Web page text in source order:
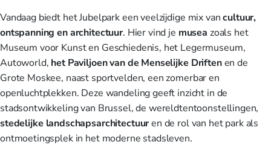
Vandaag biedt het Jubelpark een veelzijdige mix vancultuur,
ontspanning en architectuur. Hier vind je musea zoals het
Museum voor Kunst en Geschiedenis, het Legermuseum,
Autoworld, het Paviljoen van de Menselijke Driftenen de
Grote Moskee, naast sportvelden, een zomerbar en
openluchtplekken. Deze wandeling geeft inzicht in de
stadsontwikkeling van Brussel, de wereldtentoonstellingen,
stedelijke landschapsarchitectuuren de rol van het park als
ontmoetingsplek in het moderne stadsleven.